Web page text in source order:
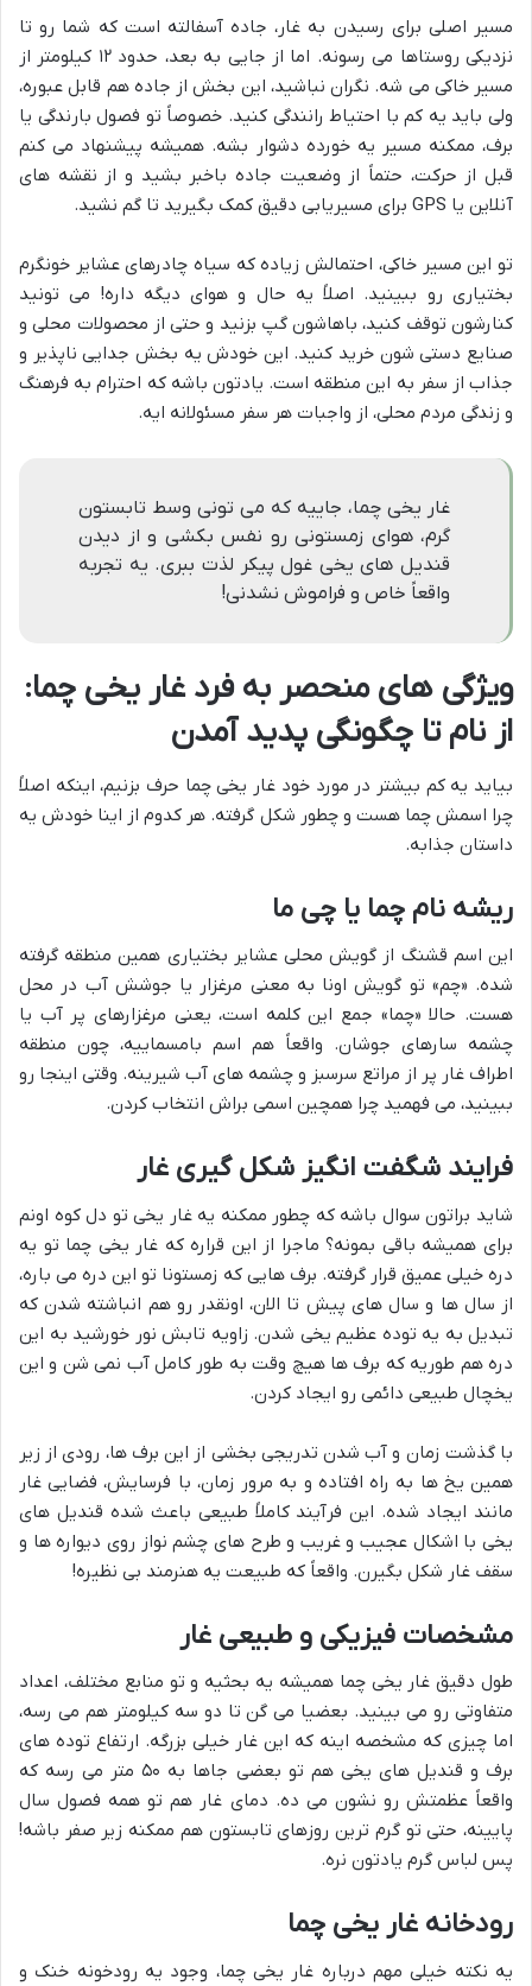
مسیر اصلی برای رسیدن به غار، جاده آسفالته است که شما رو تا
نزدیکی روستاها می رسونه. اما از جایی به بعد، حدود ۱۲ کیلومتر از
مسیر خاکی می شه. نگران نباشید، این بخش از جاده هم قابل عبوره،
ولی باید یه کم با احتیاط رانندگی کنید. خصوصاً تو فصول بارندگی یا
برف، ممکنه مسیر یه خورده دشوار بشه. همیشه پیشنهاد می کنم
قبل از حرکت، حتماً از وضعیت جاده باخبر بشید و از نقشه های
آنلاین یا GPS برای مسیریابی دقیق کمک بگیرید تا گم نشید.
تو این مسیر خاکی، احتمالش زیاده که سیاه چادرهای عشایر خونگرم
بختیاری رو ببینید. اصلاً یه حال و هوای دیگه داره! می تونید
کنارشون توقف کنید، باهاشون گپ بزنید و حتی از محصولات محلی و
صنایع دستی شون خرید کنید. این خودش یه بخش جدایی ناپذیر و
جذاب از سفر به این منطقه است. یادتون باشه که احترام به فرهنگ
و زندگی مردم محلی، از واجبات هر سفر مسئولانه ایه.
غار یخی چما، جاییه که می تونی وسط تابستون
گرم، هوای زمستونی رو نفس بکشی و از دیدن
قندیل های یخی غول پیکر لذت ببری. یه تجربه
واقعاً خاص و فراموش نشدنی!
ویژگی های منحصر به فرد غار یخی چما:
از نام تا چگونگی پدید آمدن
بیاید یه کم بیشتر در مورد خود غار یخی چما حرف بزنیم، اینکه اصلاً
چرا اسمش چما هست و چطور شکل گرفته. هر کدوم از اینا خودش یه
داستان جذابه.
ریشه نام چما یا چی ما
این اسم قشنگ از گویش محلی عشایر بختیاری همین منطقه گرفته
شده. «چم» تو گویش اونا به معنی مرغزار یا جوشش آب در محل
هست. حالا «چما» جمع این کلمه است، یعنی مرغزارهای پر آب یا
چشمه سارهای جوشان. واقعاً هم اسم بامسماییه، چون منطقه
اطراف غار پر از مراتع سرسبز و چشمه های آب شیرینه. وقتی اینجا رو
ببینید، می فهمید چرا همچین اسمی براش انتخاب کردن.
فرایند شگفت انگیز شکل گیری غار
شاید براتون سوال باشه که چطور ممکنه یه غار یخی تو دل کوه اونم
برای همیشه باقی بمونه؟ ماجرا از این قراره که غار یخی چما تو یه
دره خیلی عمیق قرار گرفته. برف هایی که زمستونا تو این دره می باره،
از سال ها و سال های پیش تا الان، اونقدر رو هم انباشته شدن که
تبدیل به یه توده عظیم یخی شدن. زاویه تابش نور خورشید به این
دره هم طوریه که برف ها هیچ وقت به طور کامل آب نمی شن و این
یخچال طبیعی دائمی رو ایجاد کردن.
با گذشت زمان و آب شدن تدریجی بخشی از این برف ها، رودی از زیر
همین یخ ها به راه افتاده و به مرور زمان، با فرسایش، فضایی غار
مانند ایجاد شده. این فرآیند کاملاً طبیعی باعث شده قندیل های
یخی با اشکال عجیب و غریب و طرح های چشم نواز روی دیواره ها و
سقف غار شکل بگیرن. واقعاً که طبیعت یه هنرمند بی نظیره!
مشخصات فیزیکی و طبیعی غار
طول دقیق غار یخی چما همیشه یه بحثیه و تو منابع مختلف، اعداد
متفاوتی رو می بینید. بعضیا می گن تا دو سه کیلومتر هم می رسه،
اما چیزی که مشخصه اینه که این غار خیلی بزرگه. ارتفاع توده های
برف و قندیل های یخی هم تو بعضی جاها به ۵۰ متر می رسه که
واقعاً عظمتش رو نشون می ده. دمای غار هم تو همه فصول سال
پایینه، حتی تو گرم ترین روزهای تابستون هم ممکنه زیر صفر باشه!
پس لباس گرم یادتون نره.
رودخانه غار یخی چما
یه نکته خیلی مهم درباره غار یخی چما، وجود یه رودخونه خنک و